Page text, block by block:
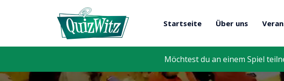
Startseite Über uns
Möchtest du an einem Spiel